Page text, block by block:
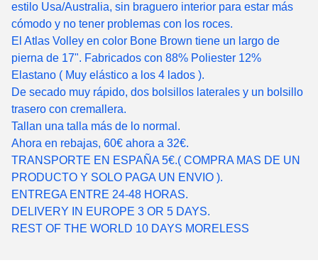
estilo Usa/Australia, sin braguero interior para estar más
cómodo y no tener problemas con los roces.
El Atlas Volley en color Bone Brown tiene un largo de
pierna de 17". Fabricados con 88% Poliester 12%
Elastano ( Muy elástico a los 4 lados ).
De secado muy rápido, dos bolsillos laterales y un bolsillo
trasero con cremallera.
Tallan una talla más de lo normal.
Ahora en rebajas, 60€ ahora a 32€.
TRANSPORTE EN ESPAÑA 5€.( COMPRA MAS DE UN
PRODUCTO Y SOLO PAGA UN ENVIO ).
ENTREGA ENTRE 24-48 HORAS.
DELIVERY IN EUROPE 3 OR 5 DAYS.
REST OF THE WORLD 10 DAYS MORELESS